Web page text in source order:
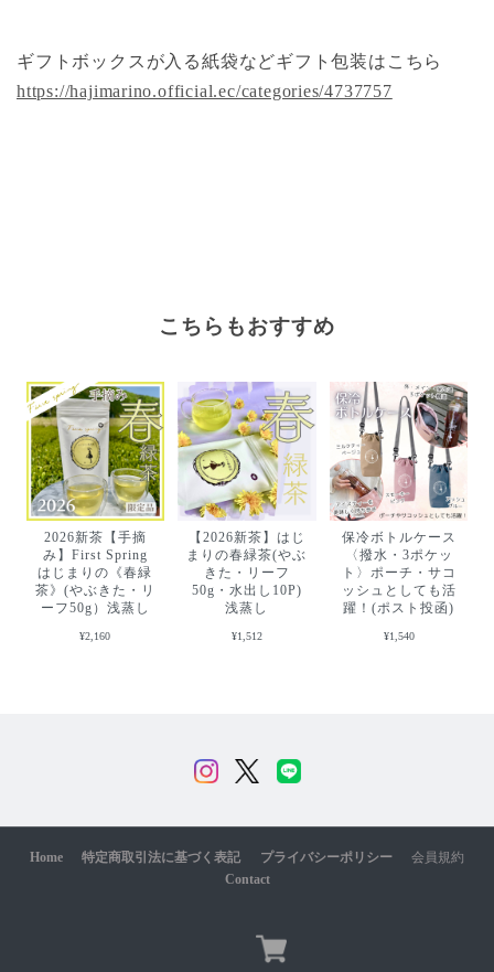
ギフトボックスが入る紙袋などギフト包装はこちら
https://hajimarino.official.ec/categories/4737757
こちらもおすすめ
2026新茶【手摘
み】First Spring
はじまりの《春緑
茶》(やぶきた・リ
ーフ50g）浅蒸し
¥2,160
【2026新茶】はじ
まりの春緑茶(やぶ
きた・リーフ
50g・水出し10P)
浅蒸し
¥1,512
保冷ボトルケース
〈撥水・3ポケッ
ト〉ポーチ・サコ
ッシュとしても活
躍！(ポスト投函)
¥1,540
Home 特定商取引法に基づく表記 プライバシーポリシー
会員規約
Contact